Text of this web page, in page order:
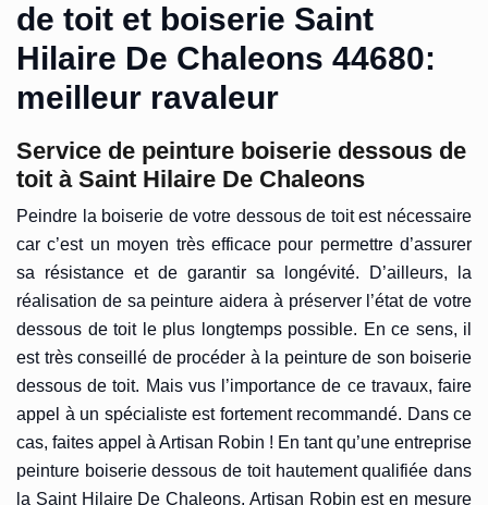
de toit et boiserie Saint
Hilaire De Chaleons 44680:
meilleur ravaleur
Service de peinture boiserie dessous de
toit à Saint Hilaire De Chaleons
Peindre la boiserie de votre dessous de toit est nécessaire
car c’est un moyen très efficace pour permettre d’assurer
sa résistance et de garantir sa longévité. D’ailleurs, la
réalisation de sa peinture aidera à préserver l’état de votre
dessous de toit le plus longtemps possible. En ce sens, il
est très conseillé de procéder à la peinture de son boiserie
dessous de toit. Mais vus l’importance de ce travaux, faire
appel à un spécialiste est fortement recommandé. Dans ce
cas, faites appel à Artisan Robin ! En tant qu’une entreprise
peinture boiserie dessous de toit hautement qualifiée dans
la Saint Hilaire De Chaleons, Artisan Robin est en mesure